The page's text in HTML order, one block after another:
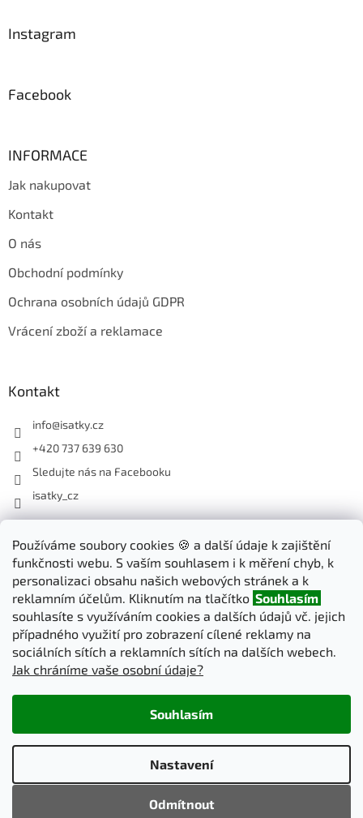
Používáme soubory cookies 🍪 a další údaje k zajištění
funkčnosti webu. S vaším souhlasem i k měření chyb, k
personalizaci obsahu našich webových stránek a k
reklamním účelům. Kliknutím na tlačítko Souhlasím
souhlasíte s využíváním cookies a dalších údajů vč. jejich
případného využití pro zobrazení cílené reklamy na
sociálních sítích a reklamních sítích na dalších webech.
Jak chráníme vaše osobní údaje?
Nastavení
Odmítnout
Souhlasím
Instagram
Facebook
INFORMACE
Jak nakupovat
Kontakt
O nás
Obchodní podmínky
Ochrana osobních údajů GDPR
Vrácení zboží a reklamace
Kontakt
info@isatky.cz
+420 737 639 630
Sledujte nás na Facebooku
isatky_cz
Odebírat newsletter
Vložte svůj e-mail a my vám budeme zasílat informace o nových
produktech na našem e-shopu.
E-mail
PŘIHLÁSIT SE
nastavení cookies